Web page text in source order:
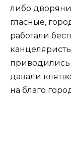
либо
гласные,
работали
приводились
давали
на благо